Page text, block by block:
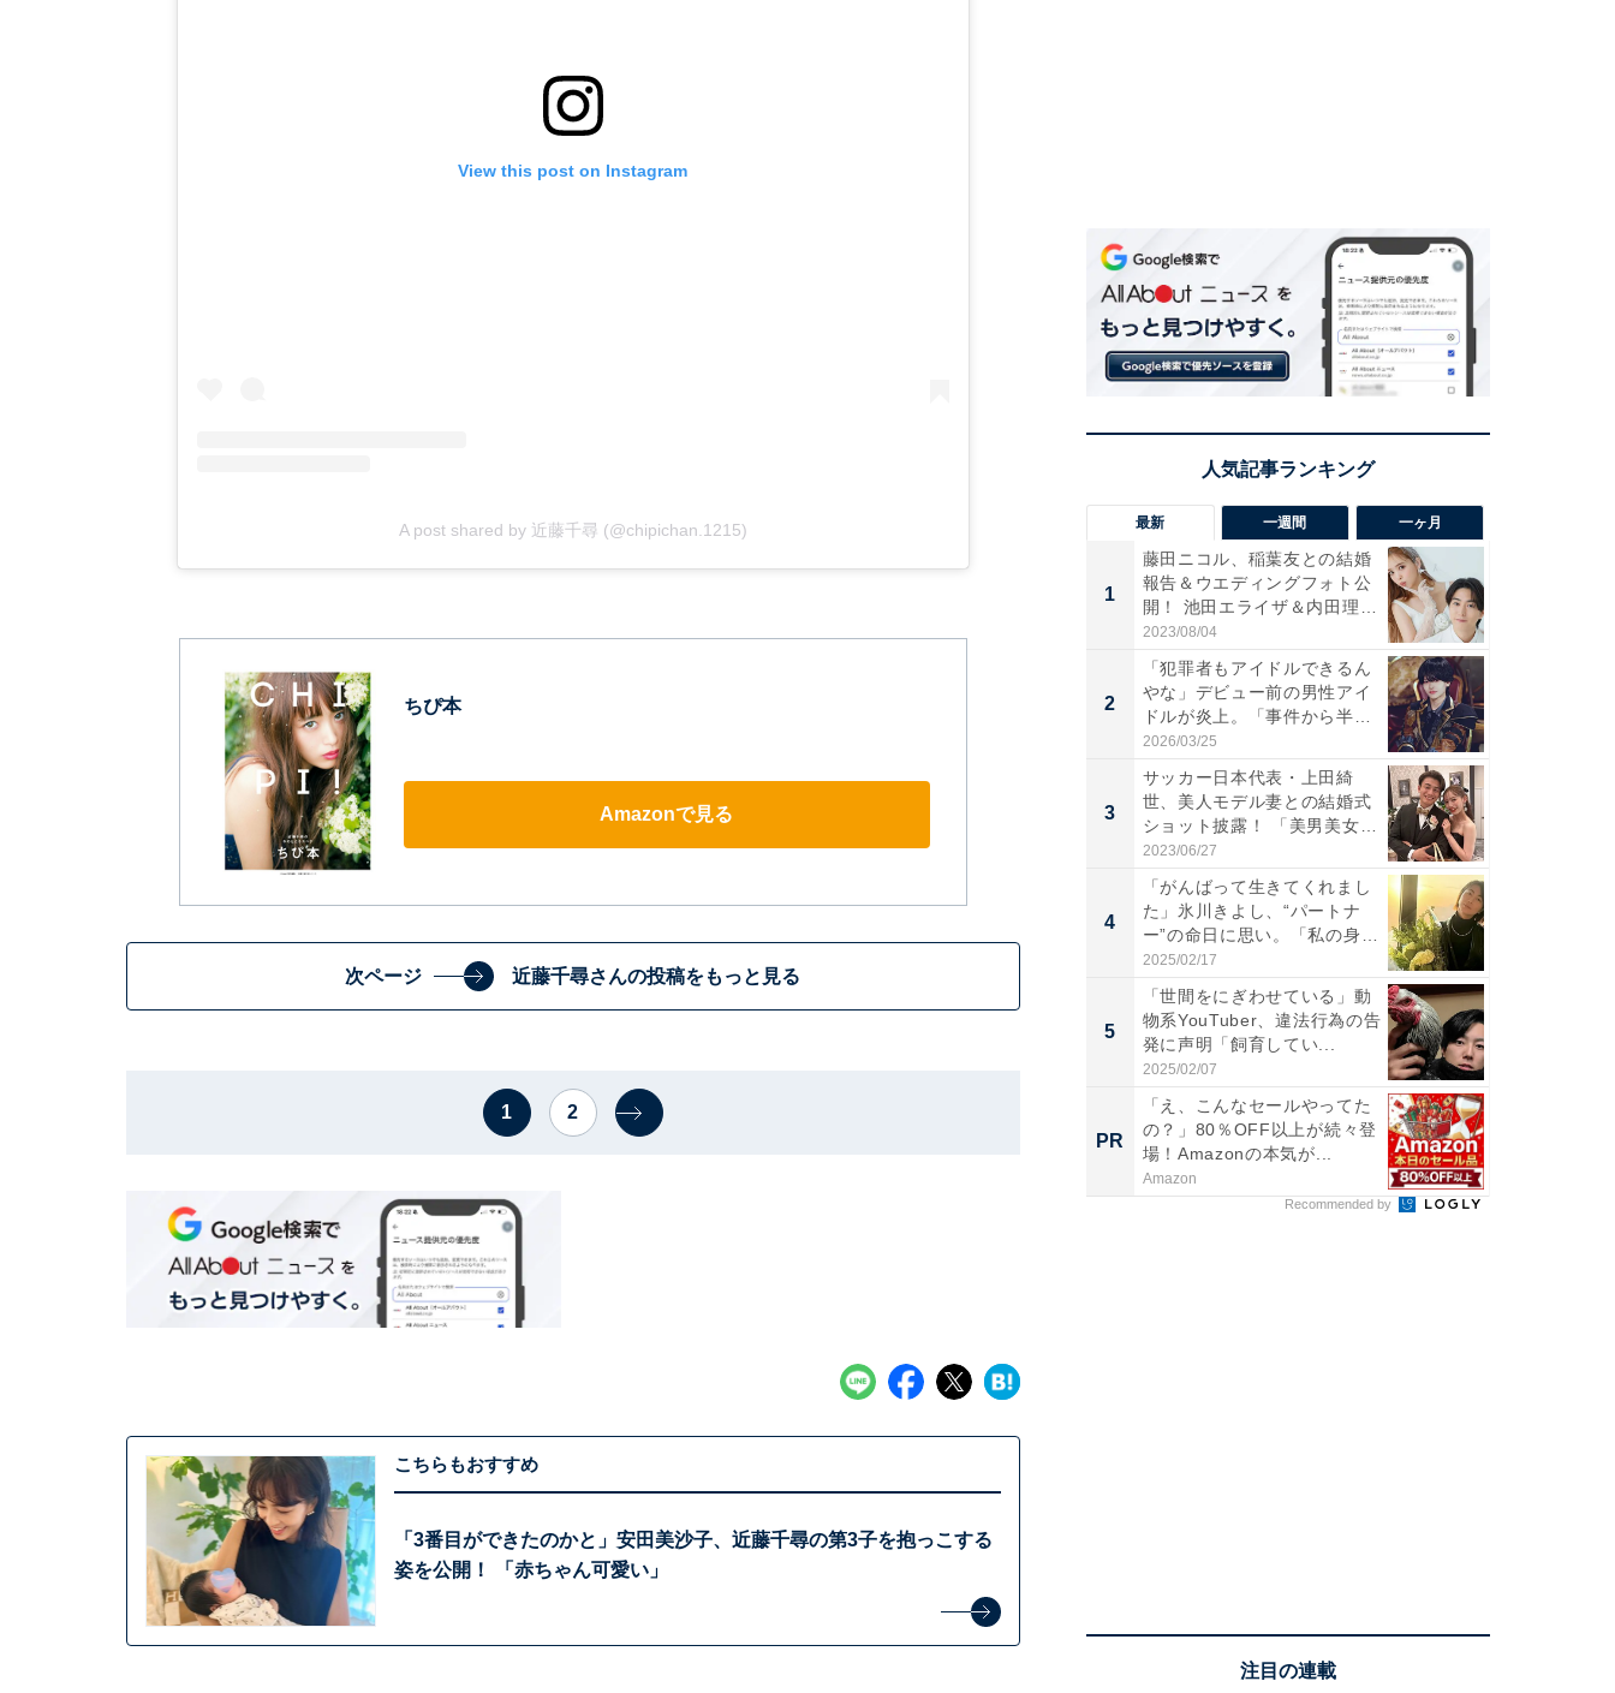
View this post on Instagram
A post shared by 近藤千尋 (@chipichan.1215)
ちぴ本
Amazonで見る
次ページ 近藤千尋さんの投稿をもっと見る
1 2
こちらもおすすめ
「3番目ができたのかと」安田美沙子、近藤千尋の第3子を抱っこする
姿を公開！ 「赤ちゃん可愛い」
最新 一週間 一ヶ月
1
藤田ニコル、稲葉友との結婚
報告＆ウエディングフォト公
開！ 池田エライザ＆内田理
央...
2023/08/04
2
「犯罪者もアイドルできるん
やな」デビュー前の男性アイ
ドルが炎上。「事件から半年
も...
2026/03/25
3
サッカー日本代表・上田綺
世、美人モデル妻との結婚式
ショット披露！ 「美男美女」
「...
2023/06/27
4
「がんばって生きてくれまし
た」氷川きよし、“パートナ
ー”の命日に思い。「私の身
体...
2025/02/17
5
「世間をにぎわせている」動
物系YouTuber、違法行為の告
発に声明「飼育してい...
2025/02/07
PR
「え、こんなセールやってた
の？」80％OFF以上が続々登
場！Amazonの本気が...
Amazon
Recommended by
注目の連載